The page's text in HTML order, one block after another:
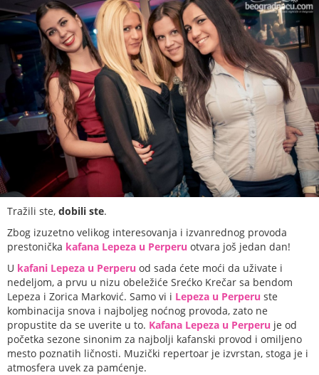
Tražili ste, dobili ste.
Zbog izuzetno velikog interesovanja i izvanrednog provoda
prestonička kafana Lepeza u Perperu otvara još jedan dan!
U kafani Lepeza u Perperu od sada ćete moći da uživate i
nedeljom, a prvu u nizu obeležiće Srećko Krečar sa bendom
Lepeza i Zorica Marković. Samo vi i Lepeza u Perperu ste
kombinacija snova i najboljeg noćnog provoda, zato ne
propustite da se uverite u to. Kafana Lepeza u Perperu je od
početka sezone sinonim za najbolji kafanski provod i omiljeno
mesto poznatih ličnosti. Muzički repertoar je izvrstan, stoga je i
atmosfera uvek za pamćenje.